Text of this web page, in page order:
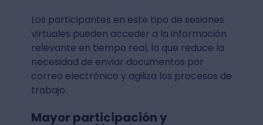
Los participantes en este tipo de sesiones
virtuales pueden acceder a la información
relevante en tiempo real, lo que reduce la
necesidad de enviar documentos por
correo electrónico y agiliza los procesos de
trabajo.
Mayor participación y